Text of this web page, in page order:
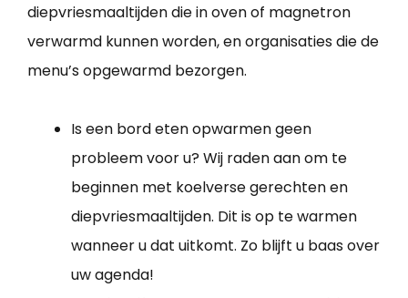
diepvriesmaaltijden die in oven of magnetron
verwarmd kunnen worden, en organisaties die de
menu’s opgewarmd bezorgen.
Is een bord eten opwarmen geen
probleem voor u? Wij raden aan om te
beginnen met koelverse gerechten en
diepvriesmaaltijden. Dit is op te warmen
wanneer u dat uitkomt. Zo blijft u baas over
uw agenda!